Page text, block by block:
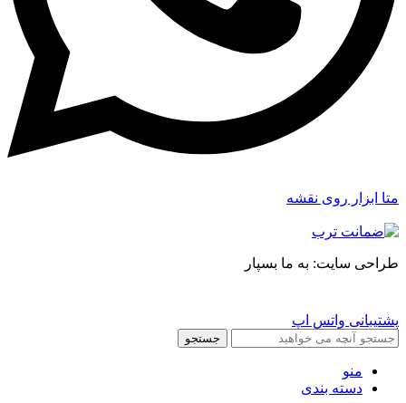
متا ابزار روی نقشه
طراحی سایت: به ما بسپار
پشتیبانی واتس اپ
جستجو
منو
دسته بندی